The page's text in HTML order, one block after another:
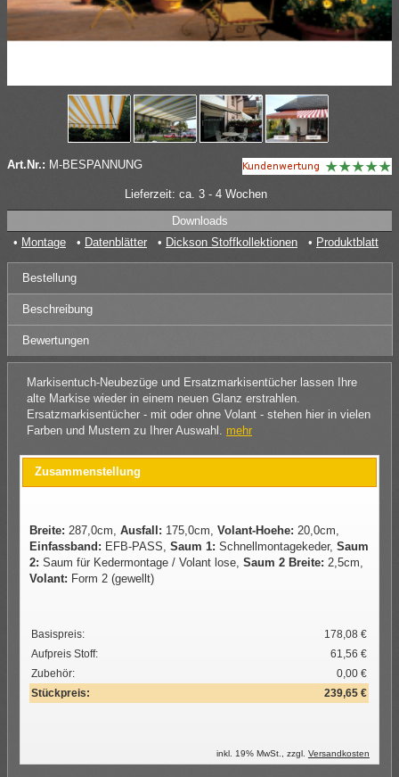
Art.Nr.: M-BESPANNUNG
Lieferzeit: ca. 3 - 4 Wochen
Downloads
Montage
Datenblätter Dickson Stoffkollektionen Produktblatt
Bestellung
Beschreibung
Bewertungen
Markisentuch-Neubezüge und Ersatzmarkisentücher lassen Ihre
alte Markise wieder in einem neuen Glanz erstrahlen.
Ersatzmarkisentücher - mit oder ohne Volant - stehen hier in vielen
Farben und Mustern zu Ihrer Auswahl. mehr
Zusammenstellung
Breite: 287,0cm,Ausfall: 175,0cm,Volant-Hoehe: 20,0cm,
Einfassband: EFB-PASS,Saum 1: Schnellmontagekeder,Saum
2: Saum für Kedermontage / Volant lose,Saum 2 Breite: 2,5cm,
Volant: Form 2 (gewellt)
Basispreis:
178,08 €
Aufpreis Stoff:
61,56 €
Zubehör:
0,00 €
Stückpreis:
239,65 €
inkl. 19% MwSt., zzgl. Versandkosten